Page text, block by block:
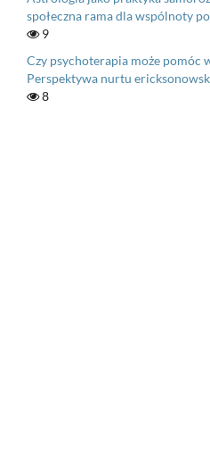
społeczna rama dla wspólnoty
9
Czy psychoterapia może pomóc
Perspektywa nurtu
8